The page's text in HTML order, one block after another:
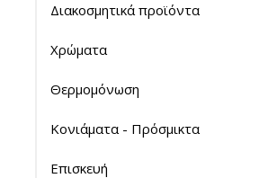
Διακοσμητικά προϊόντα
Χρώματα
Θερμομόνωση
Κονιάματα - Πρόσμικτα
Επισκευή